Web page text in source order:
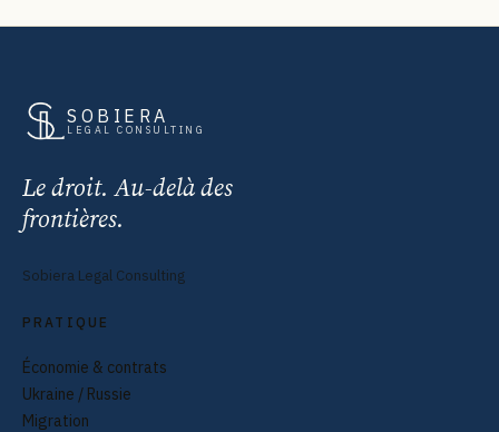
SOBIERA
LEGAL CONSULTING
Le droit. Au-delà des
frontières.
Sobiera Legal Consulting
PRATIQUE
Économie & contrats
Ukraine / Russie
Migration